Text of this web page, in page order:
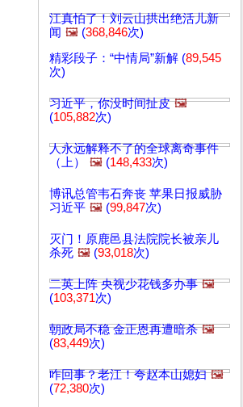
江真怕了！刘云山拱出绝活儿新
闻 🖼️ (368,846次)
精彩段子：“中情局”新解 (89,545
次)
习近平，你没时间扯皮 🖼️
(105,882次)
人永远解释不了的全球离奇事件
（上）
🖼️ (148,433次)
博讯总管韦石奔丧 苹果日报威胁
习近平 🖼️ (99,847次)
灭门！原鹿邑县法院院长被亲儿
杀死 🖼️ (93,018次)
二英上阵 央视少花钱多办事 🖼️
(103,371次)
朝政局不稳 金正恩再遭暗杀 🖼️
(83,449次)
咋回事？老江！夸赵本山媳妇 🖼️
(72,380次)